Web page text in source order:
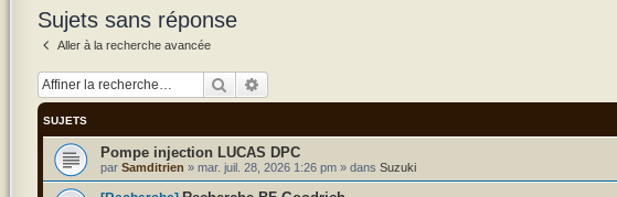
Sujets sans réponse
Aller à la recherche avancée
Rechercher
SUJETS
Pompe injection LUCAS DPC
par Samditrien » mar. juil. 28, 2026 1:26 pm» dans Suzuki